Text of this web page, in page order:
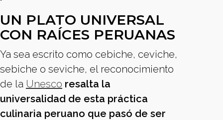
UN PLATO UNIVERSAL
CON RAÍCES PERUANAS
Ya sea escrito como cebiche, ceviche,
sebiche o seviche, el reconocimiento
de la Unesco resalta la
universalidad de esta práctica
culinaria peruano que pasó de ser